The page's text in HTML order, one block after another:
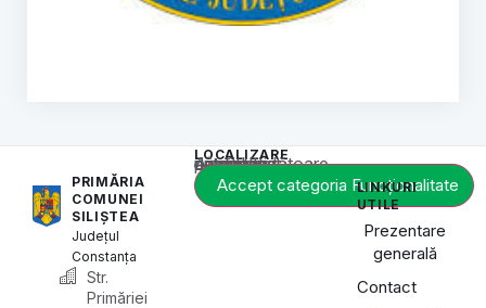
PRIMĂRIA
COMUNEI
SILIȘTEA
Județul
Constanța
Str.
Primăriei
LOCALIZARE
Acest conținut este blocat până când acceptați categoria corespunzătoare de cookie-uri.
Accept categoria Funcționalitate
LINKURI
UTILE
Prezentare
generală
Contact